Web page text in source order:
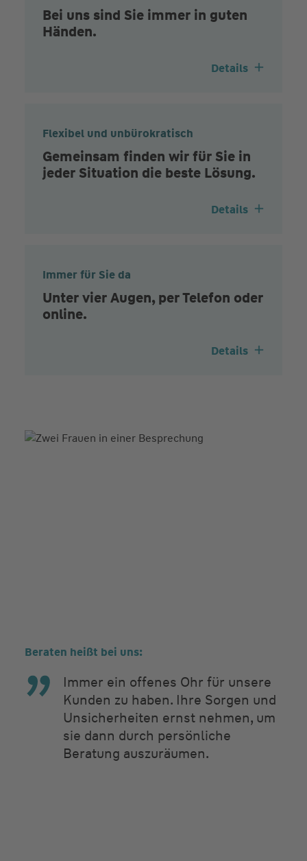
Bei uns sind Sie immer in guten
Händen.
Details
Flexibel und unbürokratisch
Gemeinsam finden wir für Sie in
jeder Situation die beste Lösung.
Details
Immer für Sie da
Unter vier Augen, per Telefon oder
online.
Details
Beraten heißt bei uns:
Immer ein offenes Ohr für unsere
Kunden zu haben. Ihre Sorgen und
Unsicherheiten ernst nehmen, um
sie dann durch persönliche
Beratung auszuräumen.